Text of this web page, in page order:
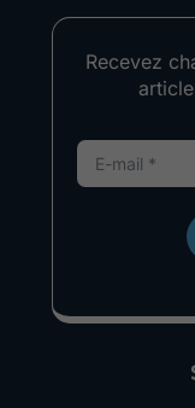
Recevez